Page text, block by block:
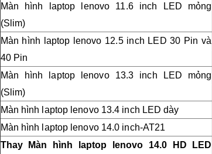
Màn hình laptop lenovo
11.6 inch LED mỏng
(Slim)
Màn hình laptop lenovo 12.5 inch LED 30 Pin và
40 Pin
Màn hình laptop lenovo
13.3 inch LED mỏng
(Slim)
Màn hình laptop lenovo 13.4 inch LED dày
Màn hình laptop lenovo 14.0 inch-AT21
Thay Màn hình laptop lenovo 14.0 HD LED